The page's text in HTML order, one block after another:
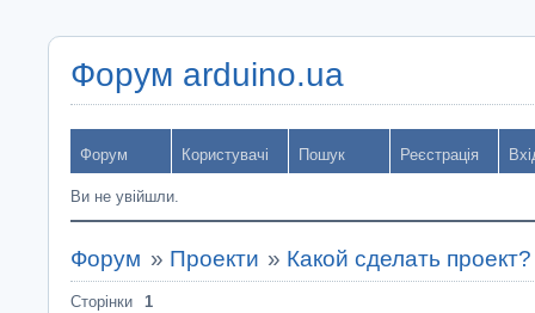
Форум arduino.ua
Форум Користувачі Пошук Реєстрація
Ви не увійшли.
Форум » Проекти » Какой сделать проект?
Сторінки 1